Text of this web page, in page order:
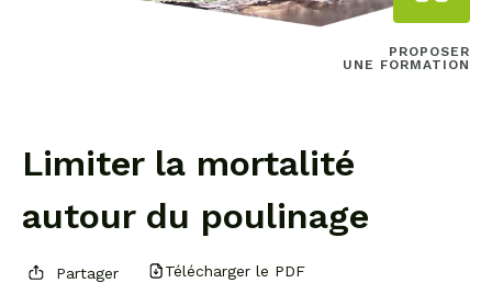
PROPOSER
UNE FORMATION
Limiter la mortalité
autour du poulinage
Partager Télécharger le PDF